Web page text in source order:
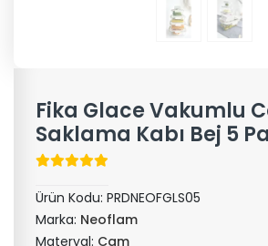
Fika Glace Vakumlu
Saklama Kabı Bej 5
Ürün Kodu: PRDNEOFGLS05
Marka: Neoflam
Materyal: Cam